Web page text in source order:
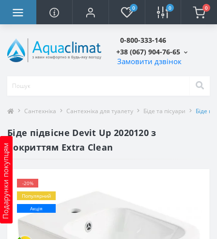
0 0 0
0-800-333-146
+38 (067) 904-76-65
Замовити дзвінок
Подарунки покупцям
Сантехніка Сантехніка для туалету Біде та пісуари Біде
Біде підвісне Devit Up 2020120 з
покриттям Extra Clean
-20%
Популярний
Акція